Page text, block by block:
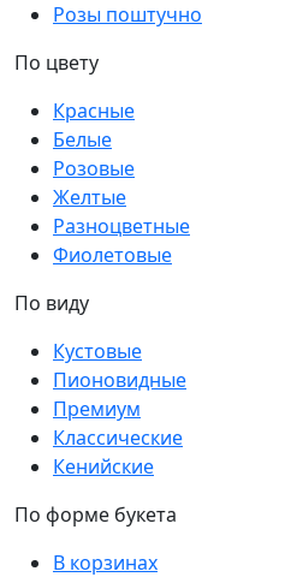
Розы поштучно
По цвету
Красные
Белые
Розовые
Желтые
Разноцветные
Фиолетовые
По виду
Кустовые
Пионовидные
Премиум
Классические
Кенийские
По форме букета
В корзинах